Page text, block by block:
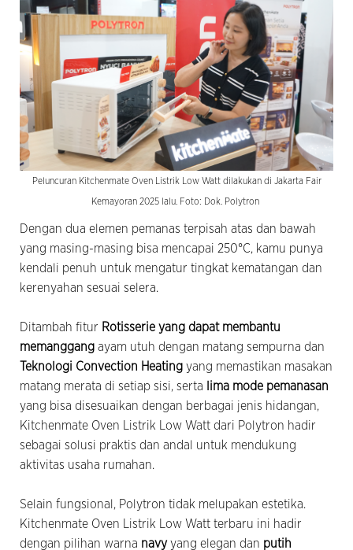
Peluncuran Kitchenmate Oven Listrik Low Watt dilakukan di Jakarta Fair
Kemayoran 2025 lalu. Foto: Dok. Polytron
Dengan dua elemen pemanas terpisah atas dan bawah
yang masing-masing bisa mencapai 250°C, kamu punya
kendali penuh untuk mengatur tingkat kematangan dan
kerenyahan sesuai selera.
Ditambah fitur Rotisserie yang dapat membantu
memanggang ayam utuh dengan matang sempurna dan
Teknologi Convection Heating yang memastikan masakan
matang merata di setiap sisi, serta
lima mode pemanasan
yang bisa disesuaikan dengan berbagai jenis hidangan,
Kitchenmate Oven Listrik Low Watt dari Polytron hadir
sebagai solusi praktis dan andal untuk mendukung
aktivitas usaha rumahan.
Selain fungsional, Polytron tidak melupakan estetika.
Kitchenmate Oven Listrik Low Watt terbaru ini hadir
dengan pilihan warna navyyang elegan dan putih